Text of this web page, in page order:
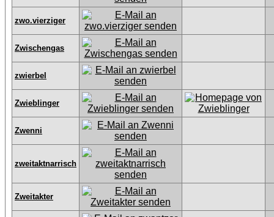
zwo.vierziger
Zwischengas
zwierbel
Zwieblinger
Zwenni
zweitaktnarrisch
Zweitakter